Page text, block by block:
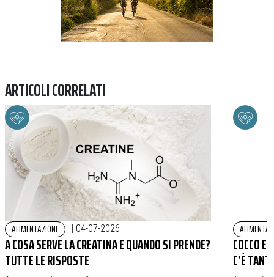
ARTICOLI CORRELATI
ALIMENTAZIONE | 04-07-2026
A COSA SERVE LA CREATINA E QUANDO SI PRENDE?
TUTTE LE RISPOSTE
COCCO
C’È